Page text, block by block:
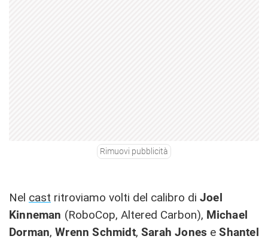
Rimuovi pubblicità
Nel cast ritroviamo volti del calibro di Joel
Kinneman (RoboCop, Altered Carbon), Michael
Dorman,Wrenn Schmidt, Sarah Jones eShantel